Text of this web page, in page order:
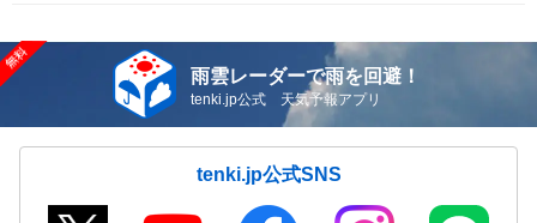
雨雲レーダーで雨を回避！
tenki.jp公式 天気予報アプリ
tenki.jp公式SNS